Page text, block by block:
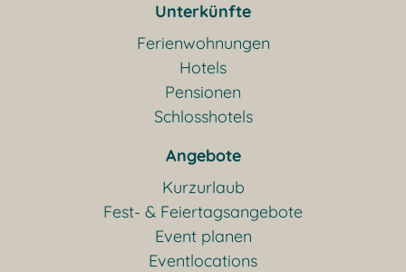
Unterkünfte
Ferienwohnungen
Hotels
Pensionen
Schlosshotels
Angebote
Kurzurlaub
Fest- & Feiertagsangebote
Event planen
Eventlocations